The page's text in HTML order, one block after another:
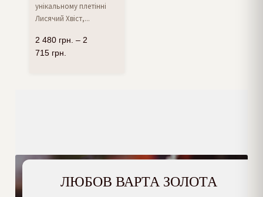
унікальному плетінні
Лисячий Хвіст,...
2 480 грн. – 2
715 грн.
ЛЮБОВ ВАРТА ЗОЛОТА